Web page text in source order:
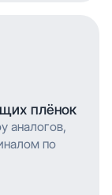
плёнок
аналогов,
по